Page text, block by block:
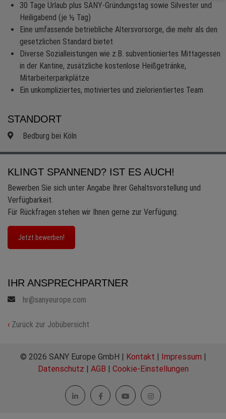
30 Tage Urlaub plus SANY-Gründungstag sowie Silvester und
Heiligabend (je ½ Tag)
Eine umfassende betriebliche Altersvorsorge, die mehr als den
gesetzlichen Standard bietet
Diverse Sozialleistungen wie z.B. subventioniertes Mittagessen
in der Kantine, zusätzliche kostenlose Heißgetränke,
Mitarbeiterparkplätze
Ein unkompliziertes, motiviertes und zielorientiertes Team
STANDORT
Bedburg bei Köln
KLINGT SPANNEND? IST ES AUCH!
Bewerben Sie sich unter Angabe Ihrer Gehaltsvorstellung und
Verfügbarkeit.
Für Rückfragen stehen wir Ihnen gerne zur Verfügung.
Jetzt bewerben!
IHR ANSPRECHPARTNER
hr@sanyeurope.com
‹ Zurück zur Jobübersicht
© 2026 SANY Europe GmbH | Kontakt | Impressum |
Datenschutz | AGB | Cookie-Einstellungen